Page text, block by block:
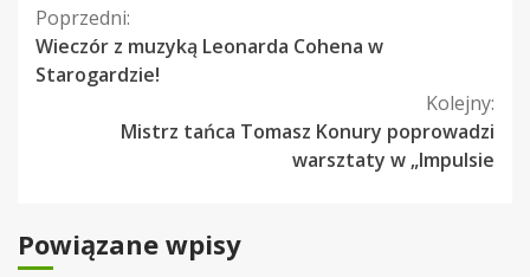
Kontynuuj
czytanie
Poprzedni:
Wieczór z muzyką Leonarda Cohena w
Starogardzie!
Kolejny:
Mistrz tańca Tomasz Konury poprowadzi
warsztaty w „Impulsie
Powiązane wpisy